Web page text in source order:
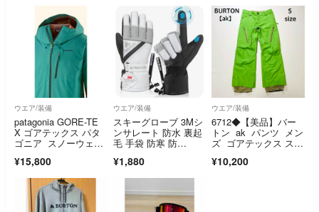
ウエア/装備
patagonia GORE-TE
X ゴアテックス パタ
ゴニア スノーウェ
ット
¥15,800
ウエア/装備
スキーグローブ 3Mシ
ンサレート 防水 裏起
毛 手袋 防寒 防
¥1,880
ウエア/装備
6712◆【美品】バー
トン ak パンツ メン
ズ ゴアテックス スノ
¥10,200